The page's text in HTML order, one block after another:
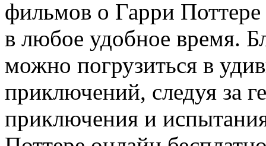
фильмов о Гарри
в любое удобное время.
можно погрузиться в
приключений, следуя за
приключения и